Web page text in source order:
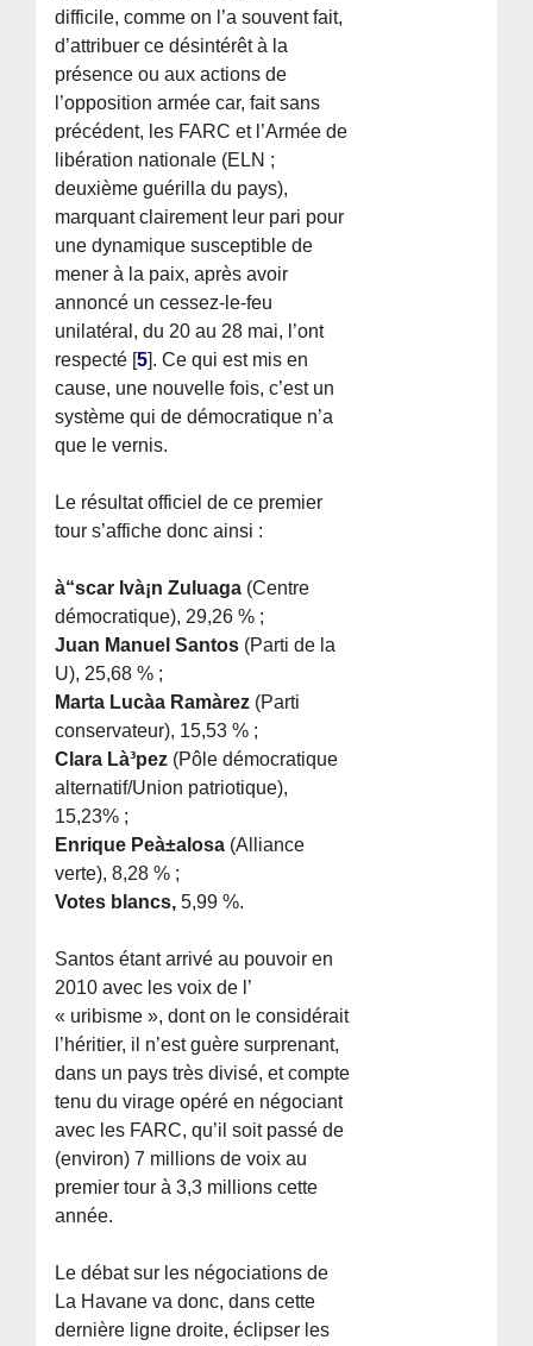
difficile, comme on l’a souvent fait,
d’attribuer ce désintérêt à la
présence ou aux actions de
l’opposition armée car, fait sans
précédent, les FARC et l’Armée de
libération nationale (ELN ;
deuxième guérilla du pays),
marquant clairement leur pari pour
une dynamique susceptible de
mener à la paix, après avoir
annoncé un cessez-le-feu
unilatéral, du 20 au 28 mai, l’ont
respecté [5]. Ce qui est mis en
cause, une nouvelle fois, c’est un
système qui de démocratique n’a
que le vernis.
Le résultat officiel de ce premier
tour s’affiche donc ainsi :
à“scar Ivà¡n Zuluaga (Centre
démocratique), 29,26 % ;
Juan Manuel Santos (Parti de la
U), 25,68 % ;
Marta Lucà­a Ramà­rez (Parti
conservateur), 15,53 % ;
Clara Là³pez (Pôle démocratique
alternatif/Union patriotique),
15,23% ;
Enrique Peà±alosa (Alliance
verte), 8,28 % ;
Votes blancs, 5,99 %.
Santos étant arrivé au pouvoir en
2010 avec les voix de l’
« uribisme », dont on le considérait
l’héritier, il n’est guère surprenant,
dans un pays très divisé, et compte
tenu du virage opéré en négociant
avec les FARC, qu’il soit passé de
(environ) 7 millions de voix au
premier tour à 3,3 millions cette
année.
Le débat sur les négociations de
La Havane va donc, dans cette
dernière ligne droite, éclipser les